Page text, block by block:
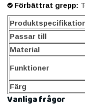
Förbättrat grepp:
Passar till
Material
Funktioner
Färg
Vanliga frågor